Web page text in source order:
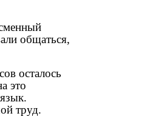
общаться,
осталось
это
труд.